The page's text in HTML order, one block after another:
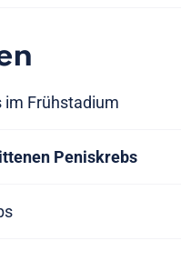
im Frühstadium
Peniskrebs